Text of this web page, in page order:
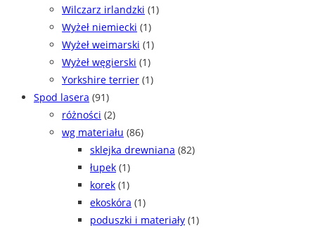
Wilczarz irlandzki (1)
Wyżeł niemiecki (1)
Wyżeł weimarski (1)
Wyżeł węgierski (1)
Yorkshire terrier (1)
Spod lasera (91)
różności (2)
wg materiału (86)
sklejka drewniana (82)
łupek (1)
korek (1)
ekoskóra (1)
poduszki i materiały (1)